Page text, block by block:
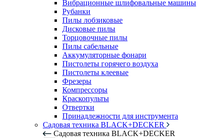
Вибрационные шлифовальные машины
Рубанки
Пилы лобзиковые
Дисковые пилы
Торцовочные пилы
Пилы сабельные
Аккумуляторные фонари
Пистолеты горячего воздуха
Пистолеты клеевые
Фрезеры
Компрессоры
Краскопульты
Отвертки
Принадлежности для инструмента
Садовая техника BLACK+DECKER
Садовая техника BLACK+DECKER